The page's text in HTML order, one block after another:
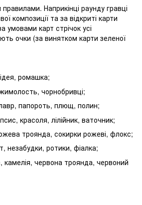
Наприкінці раунду гравці
композиції та за відкриті карти
умовами карт стрічок усі
очки (за винятком карти зеленої
ромашка;
чорнобривці;
папороть, плющ, полин;
красоля, лілійник, ваточник;
троянда, сокирки рожеві, флокс;
незабудки, ротики, фіалка;
камелія, червона троянда, червоний